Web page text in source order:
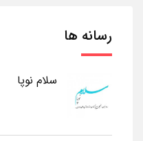
رسانه ها
سلام نوپا